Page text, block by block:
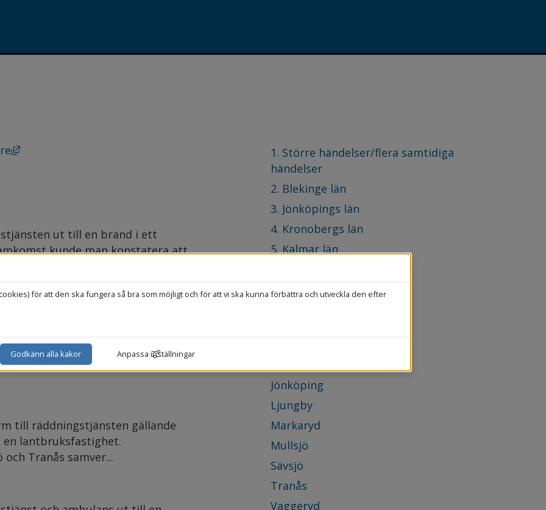
för att den ska fungera så bra som möjligt och för att vi ska kunna förbättra och utveckla den efter
Godkänn alla kakor Anpassa inställningar
Länk till annan webbplats, öppnas i nytt fönster.
ut till en brand i ett
kunde man konstatera att
Räddn...
trafikolyckor går
ta det lugnt i trafiken och inte
till räddningstjänsten gällande
en lantbruksfastighet.
Tranås samver...
1. Större händelser/flera samtidiga
händelser
2. Blekinge län
3. Jönköpings län
4. Kronobergs län
5. Kalmar län
Eksjö
Jönköping
Ljungby
Markaryd
Mullsjö
Sävsjö
Tranås
Vaggeryd